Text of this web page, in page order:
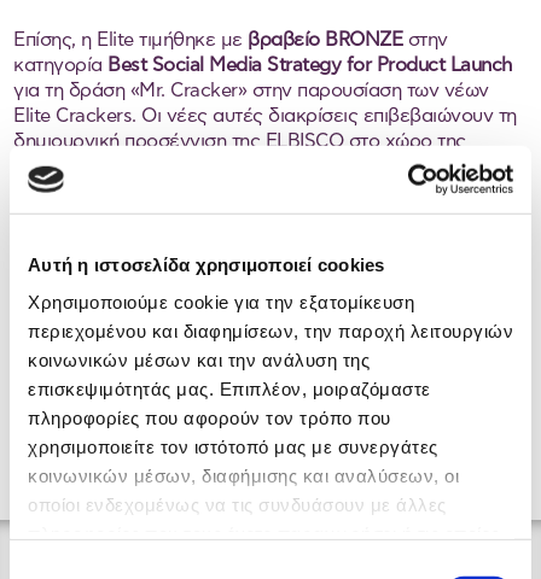
Αυτή η ιστοσελίδα χρησιμοποιεί cookies
Χρησιμοποιούμε cookie για την εξατομίκευση
περιεχομένου και διαφημίσεων, την παροχή λειτουργιών
κοινωνικών μέσων και την ανάλυση της
επισκεψιμότητάς μας. Επιπλέον, μοιραζόμαστε
πληροφορίες που αφορούν τον τρόπο που
χρησιμοποιείτε τον ιστότοπό μας με συνεργάτες
κοινωνικών μέσων, διαφήμισης και αναλύσεων, οι
οποίοι ενδεχομένως να τις συνδυάσουν με άλλες
Επίσης, η Elite τιμήθηκε με βραβείο BRONZEστην
κατηγορία Best Social Media Strategy for Product Launch
για τη δράση «Mr. Cracker» στην παρουσίαση των νέων
Elite Crackers. Οι νέες αυτές διακρίσεις επιβεβαιώνουν τη
δημιουργική προσέγγιση της ELBISCO στο χώρο της
ψηφιακής επικοινωνίας, αποτυπώνοντας παράλληλα τη
δέσμευση της εταιρίας για καινοτομία και ποιότητα τόσο
στην παραγωγή όσο και στην επικοινωνία των προϊόντων
←Προηγούμενο